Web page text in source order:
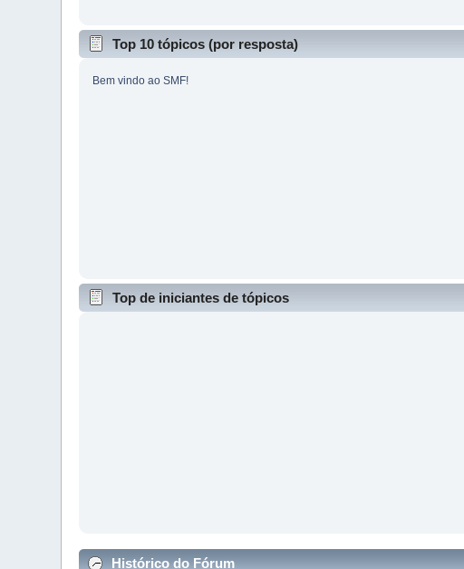
Top 10 tópicos (por resposta)
Bem vindo ao SMF!
Top de iniciantes de tópicos
Histórico do Fórum